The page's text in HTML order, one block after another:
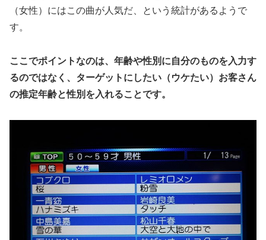
（女性）にはこの曲が人気だ、という統計があるようで
す。
ここでポイントなのは、年齢や性別に自分のものを入力す
るのではなく、ターゲットにしたい（ウケたい）お客さん
の推定年齢と性別を入れることです。